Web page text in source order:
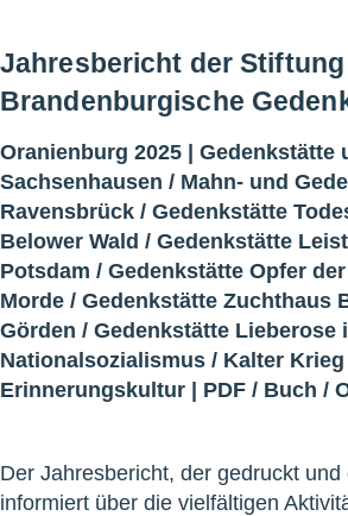
Jahresbericht der Stiftung
Brandenburgische
Oranienburg 2025 | Gedenkstätte
Sachsenhausen / Mahn- und
Ravensbrück / Gedenkstätte
Belower Wald / Gedenkstätte
Potsdam / Gedenkstätte Opfer
Morde / Gedenkstätte Zuchthaus
Görden / Gedenkstätte Lieberose
Nationalsozialismus / Kalter Krieg
Erinnerungskultur | PDF / Buch /
Der Jahresbericht, der gedruckt und
informiert über die vielfältigen